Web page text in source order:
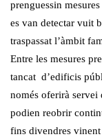
prenguessin
es van detectar vuit
traspassat l’àmbit
Entre les mesures
tancat d’edificis
només oferirà servei
podien reobrir
fins divendres